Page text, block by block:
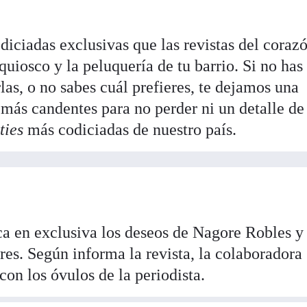
exclusivas que las revistas del
y la peluquería de tu barrio. Si no has
o no sabes cuál prefieres, te dejamos una
candentes para no perder ni un detalle
más codiciadas de nuestro país.
en exclusiva los deseos de Nagore Robles y
Según informa la revista, la colaboradora
los óvulos de la periodista.